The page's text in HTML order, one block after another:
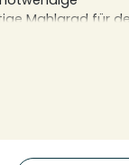
Mahlgrad für